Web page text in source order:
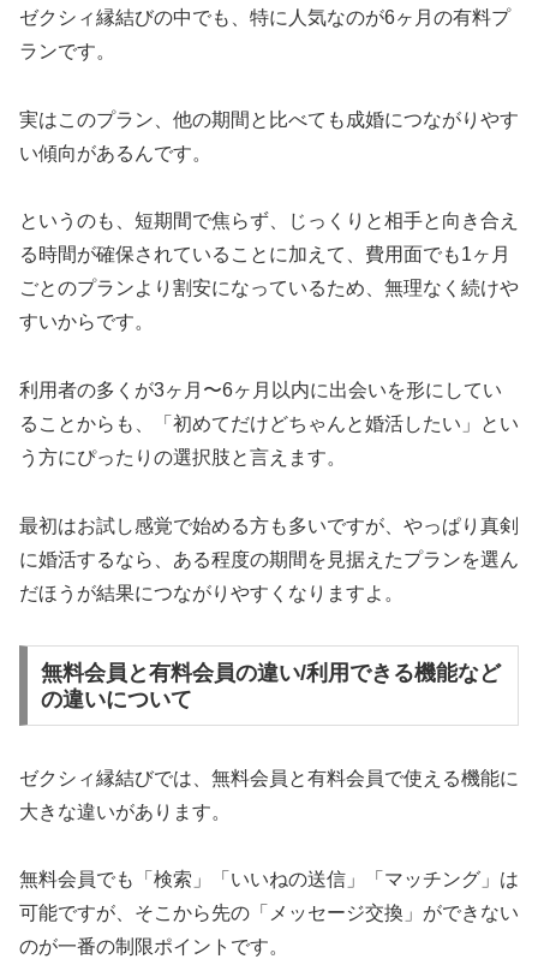
ゼクシィ縁結びの中でも、特に人気なのが6ヶ月の有料プ
ランです。
実はこのプラン、他の期間と比べても成婚につながりやす
い傾向があるんです。
というのも、短期間で焦らず、じっくりと相手と向き合え
る時間が確保されていることに加えて、費用面でも1ヶ月
ごとのプランより割安になっているため、無理なく続けや
すいからです。
利用者の多くが3ヶ月〜6ヶ月以内に出会いを形にしてい
ることからも、「初めてだけどちゃんと婚活したい」とい
う方にぴったりの選択肢と言えます。
最初はお試し感覚で始める方も多いですが、やっぱり真剣
に婚活するなら、ある程度の期間を見据えたプランを選ん
だほうが結果につながりやすくなりますよ。
無料会員と有料会員の違い/利用できる機能など
の違いについて
ゼクシィ縁結びでは、無料会員と有料会員で使える機能に
大きな違いがあります。
無料会員でも「検索」「いいねの送信」「マッチング」は
可能ですが、そこから先の「メッセージ交換」ができない
のが一番の制限ポイントです。